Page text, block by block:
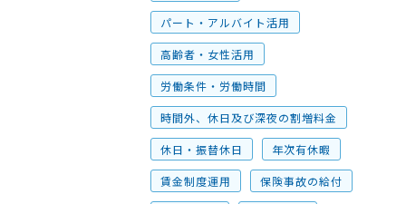
パート・アルバイト活用
高齢者・女性活用
労働条件・労働時間
時間外、休日及び深夜の割増料金
休日・振替休日 年次有休暇
賃金制度運用 保険事故の給付